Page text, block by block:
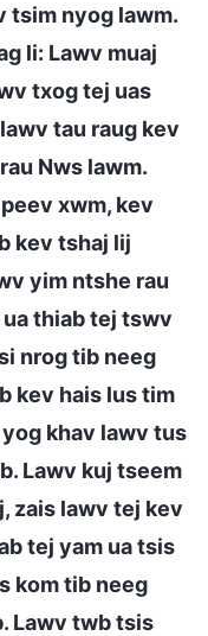
tsim nyog lawm.
li: Lawv muaj
txog tej uas
tau raug kev
Nws lawm.
xwm, kev
kev tshaj lij
yim ntshe rau
thiab tej tswv
nrog tib neeg
kev hais lus tim
khav lawv tus
Lawv kuj tseem
zais lawv tej kev
tej yam ua tsis
kom tib neeg
Lawv twb tsis